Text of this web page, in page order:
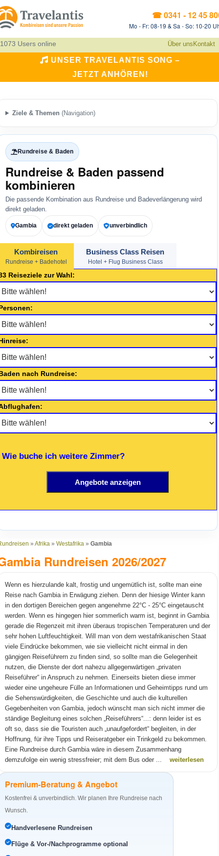
☎ 0341 - 12 45
Mo - Fr: 08-19 & Sa - So: 10-20
1073 Users online Über uns Kontakt
UNSER TRAVELANTIS SONG –
JETZT ANHÖREN!
Ziele & Themen (Navigation)
Rundreise & Baden
Rundreise & Baden passend
kombinieren
Die passende Kombination aus Rundreise und Badeverlängerung wird
direkt geladen.
Gambia direkt geladen unverbindlich
Kombireisen
Rundreise + Badehotel
Business Class Reisen
Hotel + Flug Business Class
Reiseziele zur Wahl:
nach Rundreise:
Wie buche ich weitere Zimmer?
» Afrika » Westafrika » Gambia
Rundreisen 2026/2027
Wenn es hierzulande kalt, frostig und ungemütlich ist, sollte man eine
Reise nach Gambia in Erwägung ziehen. Denn der hiesige Winter kann
in den dortigen Bereichen gegen angenehme 22°C - 25°C eingetauscht
werden. Wenn es hingegen hier sommerlich warm ist, beginnt in Gambia
gerade die Regenzeit mit ihren überaus tropischen Temperaturen und der
sehr hohen Luftfeuchtigkeit. Will man von dem westafrikanischen Staat
viele Eindrücke bekommen, wie sie vielleicht nicht einmal in den
gängigen Reiseführern zu finden sind, so sollte man die Gelegenheit
nutzen, die Dienste der dort nahezu allgegenwärtigen „privaten
Reiseführer“ in Anspruch zu nehmen. Einerseits bieten diese immer
wieder eine ungeheure Fülle an Informationen und Geheimtipps rund um
die Sehenswürdigkeiten, die Geschichte und auch die kulturellen
Gegebenheiten von Gambia, jedoch wünscht man sich nicht immer die
ständige Begleitung eines solchen „Reiseführers“...: denn leider ist es
oft so, dass sie die Touristen auch „unaufgefordert“ begleiten, in der
Hoffnung, für ihre Tipps und Reiseratgeber ein Trinkgeld zu bekommen.
Eine Rundreise durch Gambia wäre in diesem Zusammenhang
demzufolge ein wenig stressfreier; mit dem Bus oder ... weiterlesen
Premium-Beratung & Angebot
Kostenfrei & unverbindlich. Wir planen Ihre Rundreise nach
Wunsch.
Handverlesene Rundreisen
Flüge & Vor-/Nachprogramme optional